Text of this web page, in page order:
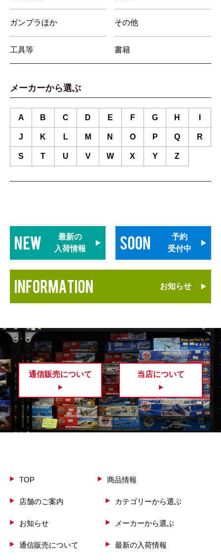
ガンプラほか その他
工具等 書籍
メーカーから選ぶ
A B C D E F G H
J K L M N O P Q R
S T U V W X Y Z
最新の
入荷情報
予約
受付中
お知らせ
通信販売について 当店について
TOP
店舗のご案内
お知らせ
通信販売について
商品情報
カテゴリーから選ぶ
メーカーから選ぶ
最新の入荷情報